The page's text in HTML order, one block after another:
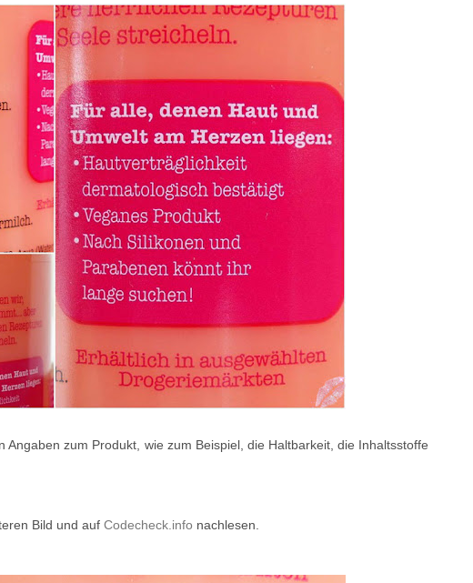
zum Produkt, wie zum Beispiel, die Haltbarkeit, die Inhaltsstoffe
Bild und auf Codecheck.info nachlesen.